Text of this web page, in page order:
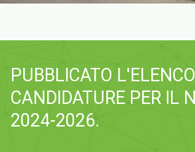
PUBBLICATO L'ELENCO
CANDIDATURE PER IL
2024-2026.